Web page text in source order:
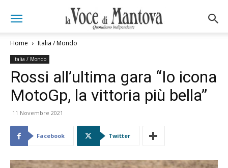
Home Italia / Mondo
Italia / Mondo
Rossi all’ultima gara “Io icona
MotoGp, la vittoria più bella”
11 Novembre 2021
Facebook Twitter